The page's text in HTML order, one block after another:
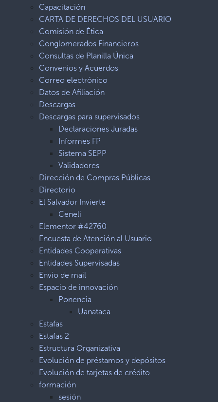
Capacitación
CARTA DE DERECHOS DEL USUARIO
Comisión de Ética
Conglomerados Financieros
Consultas de Planilla Única
Convenios y Acuerdos
Correo electrónico
Datos de Afiliación
Descargas
Descargas para supervisados
Declaraciones Juradas
Informes FP
Sistema SEPP
Validadores
Dirección de Compras Públicas
Directorio
El Salvador Invierte
Ceneli
Elementor #42760
Encuesta de Atención al Usuario
Entidades Cooperativas
Entidades Supervisadas
Envio de mail
Espacio de innovación
Ponencia
Uanataca
Estafas
Estafas 2
Estructura Organizativa
Evolución de préstamos y depósitos
Evolución de tarjetas de crédito
formación
sesión